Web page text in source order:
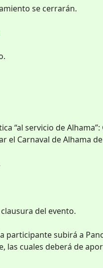
se cerrarán.
“al servicio de Alhama”:
el Carnaval de Alhama
del evento.
participante subirá a
las cuales deberá de